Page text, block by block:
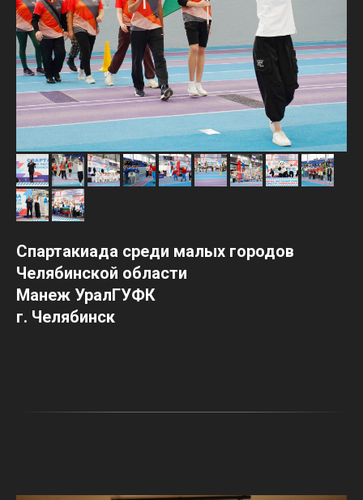
Спартакиада среди малых городов
Челябинской области
Манеж УралГУФК
г. Челябинск